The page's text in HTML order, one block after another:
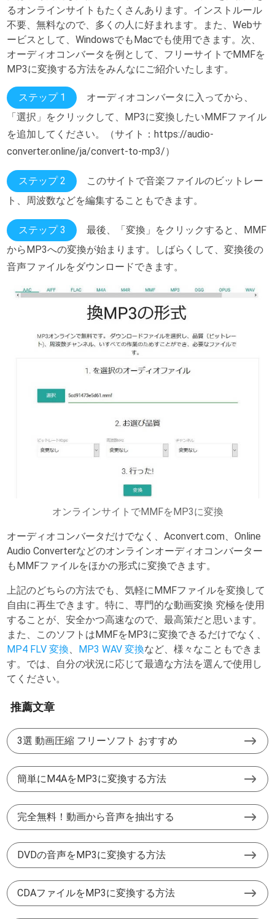
るオンラインサイトもたくさんあります。インストルール
不要、無料なので、多くの人に好まれます。また、Webサ
ービスとして、WindowsでもMacでも使用できます。次、
オーディオコンバータを例として、フリーサイトでMMFを
MP3に変換する方法をみんなにご紹介いたします。
ステップ 1
オーディオコンバータに入ってから、
「選択」をクリックして、MP3に変換したいMMFファイル
を追加してください。（サイト：https://audio-
converter.online/ja/convert-to-mp3/）
ステップ 2
このサイトで音楽ファイルのビットレー
ト、周波数などを編集することもできます。
ステップ 3
最後、「変換」をクリックすると、MMF
からMP3への変換が始まります。しばらくして、変換後の
音声ファイルをダウンロードできます。
オンラインサイトでMMFをMP3に変換
オーディオコンバータだけでなく、Aconvert.com、Online
Audio Converterなどのオンラインオーディオコンバーター
もMMFファイルをほかの形式に変換できます。
上記のどちらの方法でも、気軽にMMFファイルを変換して
自由に再生できます。特に、専門的な動画変換 究極を使用
することが、安全かつ高速なので、最高策だと思います。
また、このソフトはMMFをMP3に変換できるだけでなく、
MP4 FLV 変換、 MP3 WAV 変換など、様々なこともできま
す。では、自分の状況に応じて最適な方法を選んで使用し
てください。
推薦文章
3選 動画圧縮 フリーソフト おすすめ
簡単にM4AをMP3に変換する方法
完全無料！動画から音声を抽出する
DVDの音声をMP3に変換する方法
CDAファイルをMP3に変換する方法